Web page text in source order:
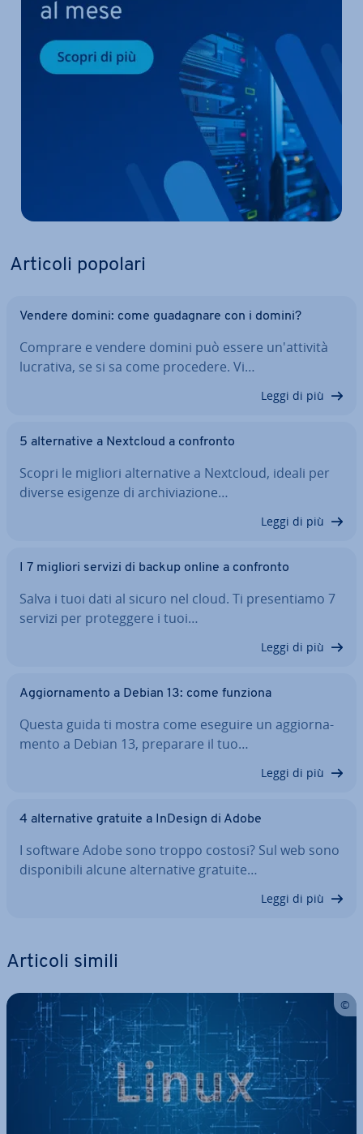
Articoli popolari
Vendere domini: come gua­da­gna­re con i domini?
Comprare e vendere domini può essere un'at­ti­vi­tà
lucrativa, se si sa come procedere. Vi…
Leggi di più
5 al­ter­na­ti­ve a Nextcloud a confronto
Scopri le migliori al­ter­na­ti­ve a Nextcloud, ideali per
diverse esigenze di ar­chi­via­zio­ne…
Leggi di più
I 7 migliori servizi di backup online a confronto
Salva i tuoi dati al sicuro nel cloud. Ti pre­sen­tia­mo 7
servizi per pro­teg­ge­re i tuoi…
Leggi di più
Ag­gior­na­men­to a Debian 13: come funziona
Questa guida ti mostra come eseguire un ag­gior­na­
men­to a Debian 13, preparare il tuo…
Leggi di più
4 al­ter­na­ti­ve gratuite a InDesign di Adobe
I software Adobe sono troppo costosi? Sul web sono
di­spo­ni­bi­li alcune al­ter­na­ti­ve gratuite…
Leggi di più
Articoli simili